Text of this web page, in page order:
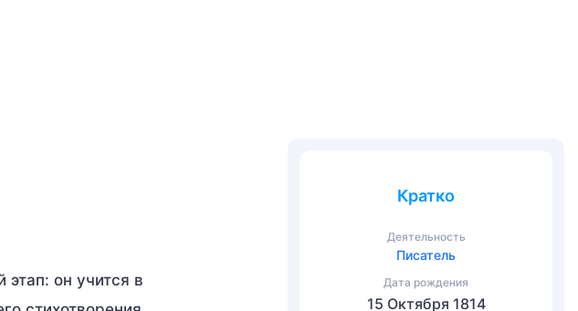
он учится в
Кратко
Деятельность
Писатель
Дата рождения
15 Октября 1814